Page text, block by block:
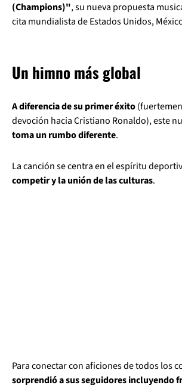
(Champions)", su nueva propuesta
cita mundialista de Estados Unidos,
Un himno más global
A diferencia de su primer éxito
devoción hacia Cristiano Ronaldo), este
toma un rumbo diferente.
La canción se centra en el espíritu
competir y la unión de las culturas.
Para conectar con aficiones de todos los
sorprendió a sus seguidores incluyendo